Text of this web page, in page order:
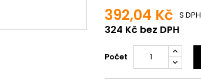
392,04 Kč
324 Kč bez DPH
S DPH
Počet